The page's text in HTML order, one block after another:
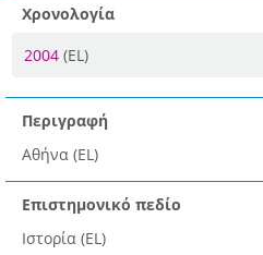
Χρονολογία
2004 (EL)
Περιγραφή
Αθήνα (EL)
Επιστημονικό πεδίο
Ιστορία (EL)